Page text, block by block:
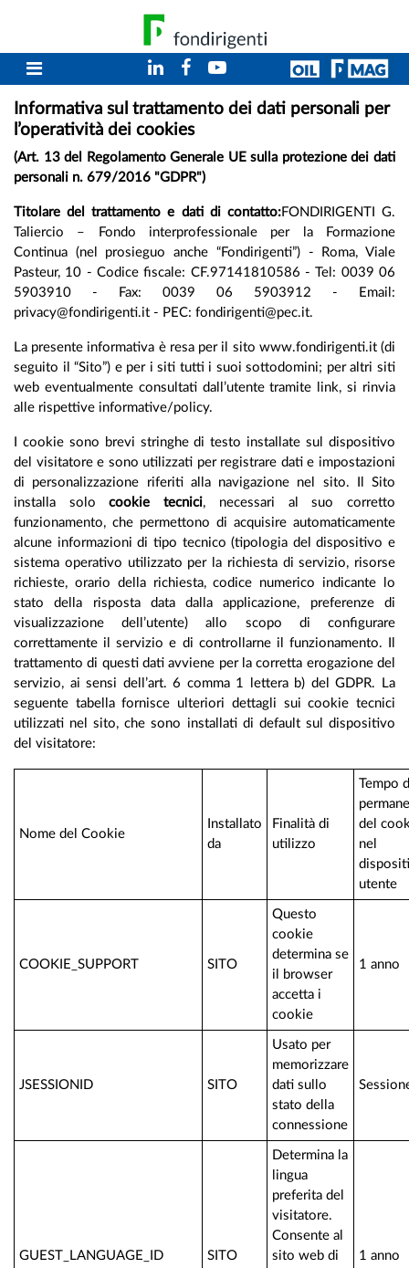
Informativa sul trattamento dei dati personali per
l’operatività dei cookies
(Art. 13 del Regolamento Generale UE sulla protezione dei dati
personali n. 679/2016 "GDPR")
Titolare del trattamento e dati di contatto:FONDIRIGENTI G.
Taliercio – Fondo interprofessionale per la Formazione
Continua (nel prosieguo anche “Fondirigenti”) - Roma, Viale
Pasteur, 10 - Codice fiscale: CF.97141810586 - Tel: 0039 06
5903910 - Fax: 0039 06 5903912 - Email:
privacy@fondirigenti.it - PEC: fondirigenti@pec.it.
La presente informativa è resa per il sito www.fondirigenti.it (di
seguito il “Sito”) e per i siti tutti i suoi sottodomini; per altri siti
web eventualmente consultati dall’utente tramite link, si rinvia
alle rispettive informative/policy.
I cookie sono brevi stringhe di testo installate sul dispositivo
del visitatore e sono utilizzati per registrare dati e impostazioni
di personalizzazione riferiti alla navigazione nel sito. Il Sito
installa solocookie tecnici, necessari al suo corretto
funzionamento, che permettono di acquisire automaticamente
alcune informazioni di tipo tecnico (tipologia del dispositivo e
sistema operativo utilizzato per la richiesta di servizio, risorse
richieste, orario della richiesta, codice numerico indicante lo
stato della risposta data dalla applicazione, preferenze di
visualizzazione dell’utente) allo scopo di configurare
correttamente il servizio e di controllarne il funzionamento. Il
trattamento di questi dati avviene per la corretta erogazione del
servizio, ai sensi dell’art. 6 comma 1 lettera b) del GDPR. La
seguente tabella fornisce ulteriori dettagli sui cookie tecnici
utilizzati nel sito, che sono installati di default sul dispositivo
del visitatore:
Nome del Cookie
Installato
da
Finalità di
utilizzo
Tempo
del
nel
utente
COOKIE_SUPPORT SITO
Questo
cookie
determina se
il browser
accetta i
cookie
1 anno
JSESSIONID SITO
Usato per
memorizzare
dati sullo
stato della
connessione
GUEST_LANGUAGE_ID SITO
Determina la
lingua
preferita del
visitatore.
Consente al
sito web di
1 anno